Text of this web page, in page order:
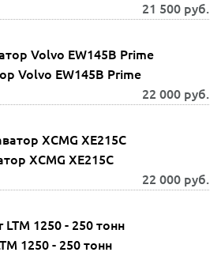
21 500 руб.
Volvo EW145B Prime
22 000 руб.
XCMG XE215C
22 000 руб.
1250 - 250 тонн